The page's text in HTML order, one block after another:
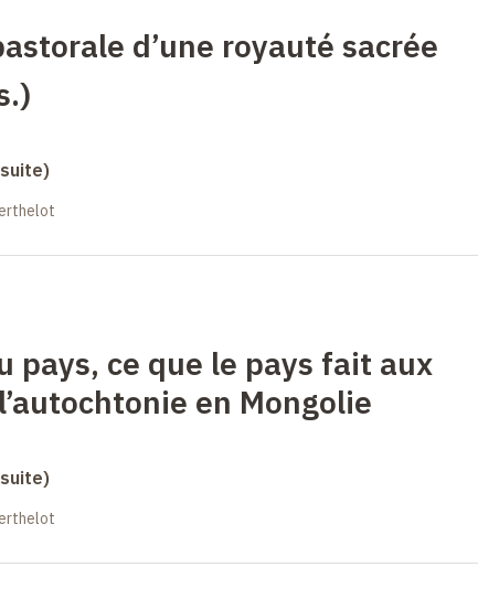
d’une royauté sacrée
pays, ce que le pays fait aux
en Mongolie